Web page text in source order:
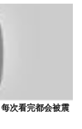
次看完都会被震